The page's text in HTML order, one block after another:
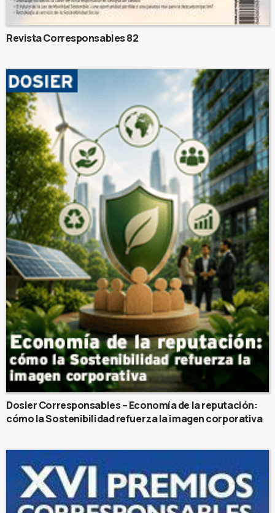
Revista Corresponsables 82
Dosier Corresponsables – Economía de la reputación:
cómo la Sostenibilidad refuerza la imagen corporativa